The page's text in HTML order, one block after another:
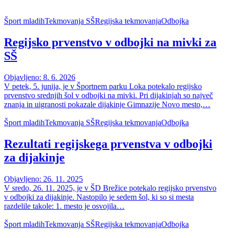
Šport mladihTekmovanja SŠRegijska tekmovanjaOdbojka
Regijsko prvenstvo v odbojki na mivki za
SŠ
Objavljeno: 8. 6. 2026
V petek, 5. junija, je v Športnem parku Loka potekalo regijsko
prvenstvo srednjih šol v odbojki na mivki. Pri dijakinjah so največ
znanja in uigranosti pokazale dijakinje Gimnazije Novo mesto,…
Šport mladihTekmovanja SŠRegijska tekmovanjaOdbojka
Rezultati regijskega prvenstva v odbojki
za dijakinje
Objavljeno: 26. 11. 2025
V sredo, 26. 11. 2025, je v ŠD Brežice potekalo regijsko prvenstvo
v odbojki za dijakinje. Nastopilo je sedem šol, ki so si mesta
razdelile takole: 1. mesto je osvojila…
Šport mladihTekmovanja SŠRegijska tekmovanjaOdbojka